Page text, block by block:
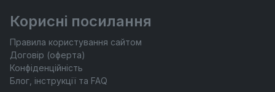
Корисні посилання
Правила користування сайтом
Договір (оферта)
Конфіденційність
Блог, інструкції та FAQ